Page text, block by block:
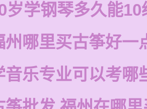
岁学钢琴多久能10
州哪里买古筝好一
音乐专业可以考哪